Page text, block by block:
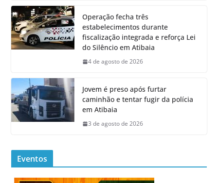
Operação fecha três
estabelecimentos durante
fiscalização integrada e reforça Lei
do Silêncio em Atibaia
4 de agosto de 2026
Jovem é preso após furtar
caminhão e tentar fugir da polícia
em Atibaia
3 de agosto de 2026
Eventos